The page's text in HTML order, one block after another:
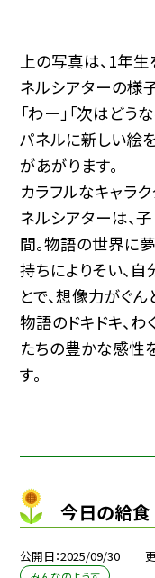
上の写真は、1年
ネルシアターの様
「わー」「次はどうな
パネルに新しい絵
があがります。
カラフルなキャラ
ネルシアターは、
間。物語の世界に
持ちによりそい、
とで、想像力がぐん
物語のドキドキ、
たちの豊かな感性
す。
今日の給食
公開日 2025/09/30